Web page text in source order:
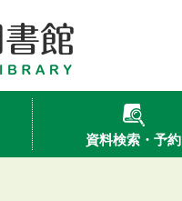
資料検索・予約